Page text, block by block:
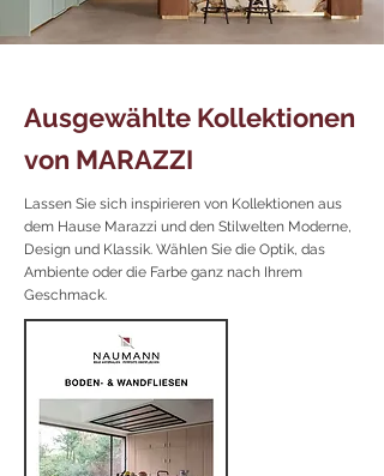
Ausgewählte Kollektionen
von MARAZZI
Lassen Sie sich inspirieren von Kollektionen aus
dem Hause Marazzi und den Stilwelten Moderne,
Design und Klassik. Wählen Sie die Optik, das
Ambiente oder die Farbe ganz nach Ihrem
Geschmack.